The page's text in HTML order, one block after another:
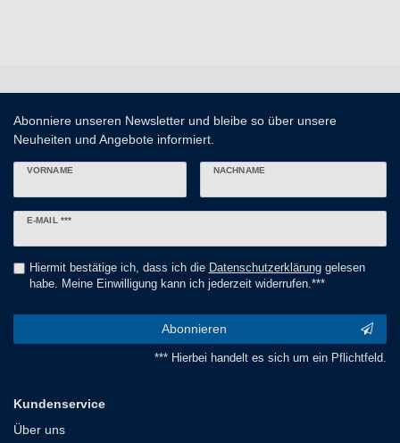
Abonniere unseren Newsletter und bleibe so über unsere
Neuheiten und Angebote informiert.
VORNAME NACHNAME
E-MAIL ***
Newsletter
Hiermit bestätige ich, dass ich die Daten­schutz­erklärunggelesen
habe. Meine Einwilligung kann ich jederzeit widerrufen.***
Abonnieren
*** Hierbei handelt es sich um ein Pflichtfeld.
Kundenservice
Über uns